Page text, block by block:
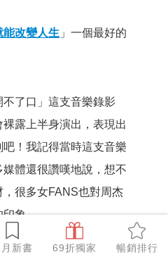
新書 69折獨家 暢銷排行
能改變人生 」一個最好的
了口」這支音樂錄影
露上半身演出，表現出
！我記得當時這支音樂
體還很讚嘆地說，想不
很多女FANS也對周杰
印象。